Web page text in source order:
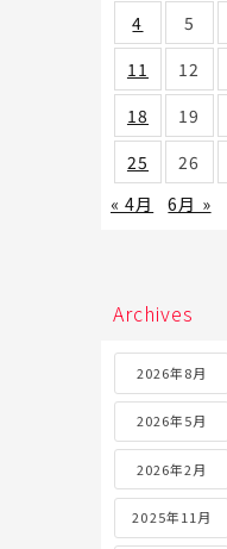
4
5
11
12
18
19
25
26
« 4月
6月 »
Archives
2026年8月
2026年5月
2026年2月
2025年11月